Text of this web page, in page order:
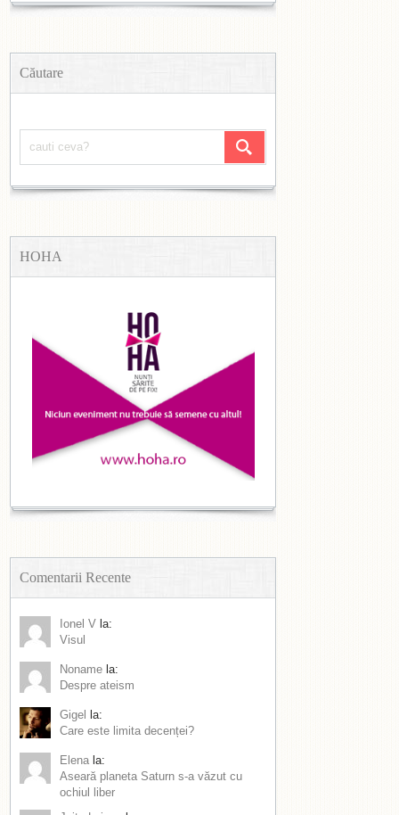
Căutare
HOHA
Comentarii Recente
Ionel V la:
Visul
Noname la:
Despre ateism
Gigel
la:
Care este limita decenței?
Elena la:
Aseară planeta Saturn s-a văzut cu
ochiul liber